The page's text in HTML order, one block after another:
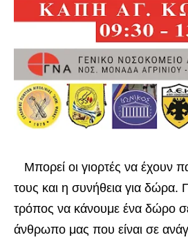
Μπορεί οι γιορτές να έχουν
τους και η συνήθεια για δώρα.
τρόπος να κάνουμε ένα δώρο
άνθρωπο μας που είναι σε